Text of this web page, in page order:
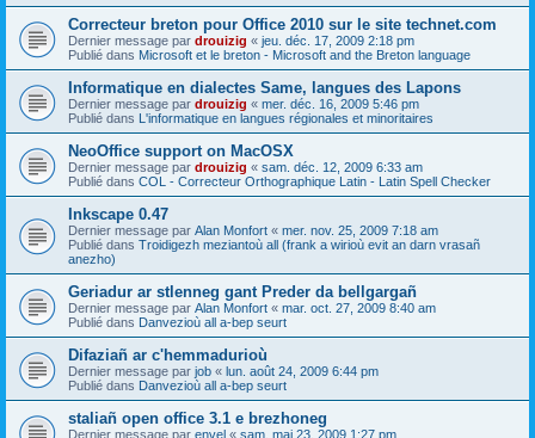
Correcteur breton pour Office 2010 sur le site technet.com
Dernier message par drouizig « jeu. déc. 17, 2009 2:18 pm
Publié dans Microsoft et le breton - Microsoft and the Breton language
Informatique en dialectes Same, langues des Lapons
Dernier message par drouizig « mer. déc. 16, 2009 5:46 pm
Publié dans L'informatique en langues régionales et minoritaires
NeoOffice support on MacOSX
Dernier message par drouizig « sam. déc. 12, 2009 6:33 am
Publié dans COL - Correcteur Orthographique Latin - Latin Spell Checker
Inkscape 0.47
Dernier message par Alan Monfort « mer. nov. 25, 2009 7:18 am
Publié dans Troidigezh meziantoù all (frank a wirioù evit an darn vrasañ
anezho)
Geriadur ar stlenneg gant Preder da bellgargañ
Dernier message par Alan Monfort « mar. oct. 27, 2009 8:40 am
Publié dans Danvezioù all a-bep seurt
Difaziañ ar c'hemmadurioù
Dernier message par job « lun. août 24, 2009 6:44 pm
Publié dans Danvezioù all a-bep seurt
staliañ open office 3.1 e brezhoneg
Dernier message par envel « sam. mai 23, 2009 1:27 pm